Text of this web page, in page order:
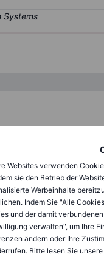
Websites verwenden
sie den Betrieb der
Werbeinhalte
Indem Sie "Alle
und der damit
verwalten", um Ihre
ändern oder Ihre
Bitte lesen Sie unsere